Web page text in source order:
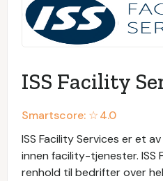
ISS Facility
Smartscore: ☆4.0
ISS Facility Services er et
innen facility-tjenester. ISS
renhold til bedrifter over